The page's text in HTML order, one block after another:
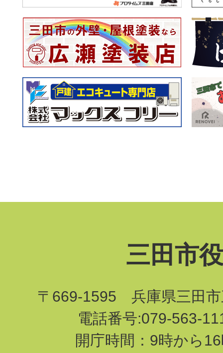
三田市
〒669-1595 兵庫県三田市
電話番号:079-563-
開庁時間：9時から